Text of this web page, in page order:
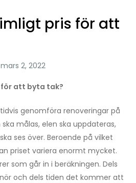
pris för att
att byta tak?
genomföra renoveringar på
målas, elen ska uppdateras,
ses över. Beroende på vilket
priset variera enormt mycket.
som går in i beräkningen. Dels
och dels tiden det kommer att